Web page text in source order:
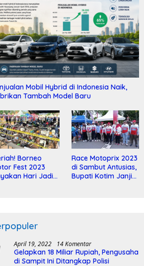
Mobil Hybrid di Indonesia Naik,
Tambah Model Baru
Borneo
Fest 2023
Hari Jadi
Race Motoprix 2023
di Sambut Antusias,
Bupati Kotim Janji
April 19, 2022 14 Komentar
Gelapkan 18 Miliar Rupiah, Pengusaha
di Sampit Ini Ditangkap Polisi